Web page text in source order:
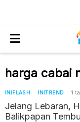
harga cabai
INIFLASH INITREND 1
Jelang Lebaran,
Balikpapan